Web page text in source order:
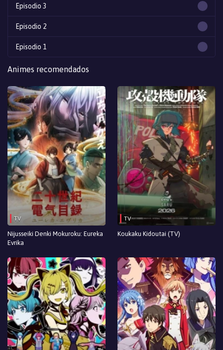
Episodio 3
Episodio 2
Episodio 1
Animes recomendados
TV
Nijusseiki Denki Mokuroku: Eureka
Evrika
TV
Koukaku Kidoutai (TV)